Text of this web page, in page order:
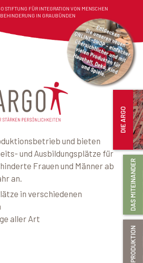
STIFTUNG FÜR INTEGRATION VON MENSCHEN
IN GRAUBÜNDEN
und bieten
und Ausbildungsplätze für
Frauen und Männer ab
an.
in verschiedenen
aller Art